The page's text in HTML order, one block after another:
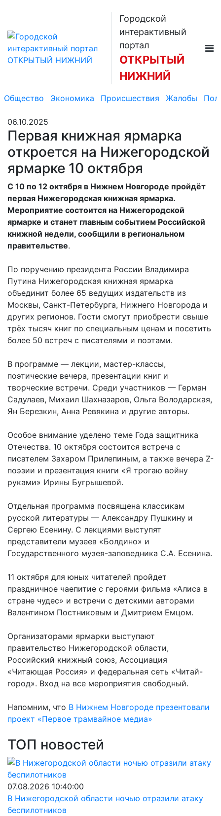
Городской
интерактивный
портал
ОТКРЫТЫЙ
НИЖНИЙ
Общество Экономика Происшествия Жалобы
06.10.2025
Первая книжная ярмарка
откроется на Нижегородской
ярмарке 10 октября
С 10 по 12 октября в Нижнем Новгороде пройдёт
первая Нижегородская книжная ярмарка.
Мероприятие состоится на Нижегородской
ярмарке и станет главным событием Российской
книжной недели, сообщили в региональном
правительстве.
По поручению президента России Владимира
Путина Нижегородская книжная ярмарка
объединит более 65 ведущих издательств из
Москвы, Санкт-Петербурга, Нижнего Новгорода и
других регионов. Гости смогут приобрести свыше
трёх тысяч книг по специальным ценам и посетить
более 50 встреч с писателями и поэтами.
В программе — лекции, мастер-классы,
поэтические вечера, презентации книг и
творческие встречи. Среди участников — Герман
Садулаев, Михаил Шахназаров, Ольга Володарская,
Ян Березкин, Анна Ревякина и другие авторы.
Особое внимание уделено теме Года защитника
Отечества. 10 октября состоится встреча с
писателем Захаром Прилепиным, а также вечера Z-
поэзии и презентация книги «Я трогаю войну
руками» Ирины Бугрышевой.
Отдельная программа посвящена классикам
русской литературы — Александру Пушкину и
Сергею Есенину. С лекциями выступят
представители музеев «Болдино» и
Государственного музея-заповедника С.А. Есенина.
11 октября для юных читателей пройдет
праздничное чаепитие с героями фильма «Алиса в
стране чудес» и встречи с детскими авторами
Валентином Постниковым и Дмитрием Емцом.
Организаторами ярмарки выступают
правительство Нижегородской области,
Российский книжный союз, Ассоциация
«Читающая Россия» и федеральная сеть «Читай-
город». Вход на все мероприятия свободный.
Напомним, что В Нижнем Новгороде презентовали
проект «Первое трамвайное медиа»
ТОП новостей
07.08.2026 10:40:00
В Нижегородской области ночью отразили атаку
беспилотников